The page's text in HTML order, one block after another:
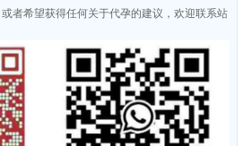
者希望获得任何关于代孕的建议，欢迎联系站